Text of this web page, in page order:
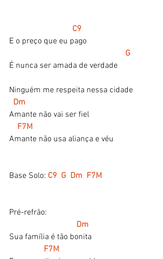
  C9
E o preço que eu pago
G
É nunca ser amada de verdade
Ninguém me respeita nessa cidade
Dm
Amante não vai ser fiel
F7M
Amante não usa aliança e véu
Base Solo: C9  G  Dm  F7M
Pré-refrão:
   Dm
Sua família é tão bonita
F7M